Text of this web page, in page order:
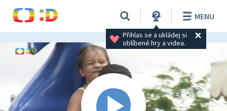
Přihlas se a ukládej si
oblíbené hry a videa.
MENU